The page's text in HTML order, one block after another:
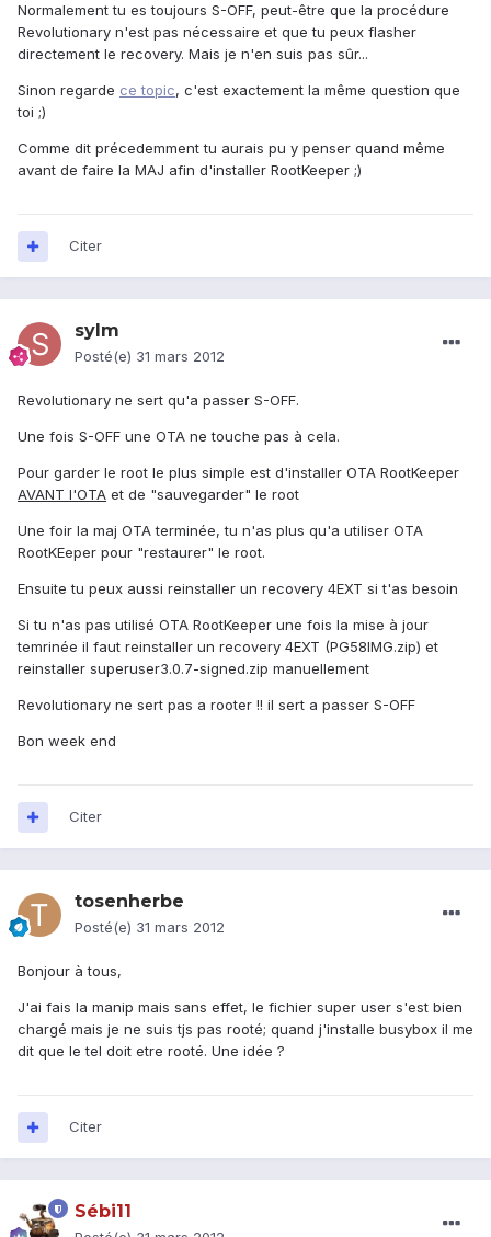
Normalement tu es toujours S-OFF, peut-être que la procédure
Revolutionary n'est pas nécessaire et que tu peux flasher
directement le recovery. Mais je n'en suis pas sûr...
Sinon regarde ce topic, c'est exactement la même question que
toi ;)
Comme dit précedemment tu aurais pu y penser quand même
avant de faire la MAJ afin d'installer RootKeeper ;)
Citer
sylm
Posté(e) 31 mars 2012
Revolutionary ne sert qu'a passer S-OFF.
Une fois S-OFF une OTA ne touche pas à cela.
Pour garder le root le plus simple est d'installer OTA RootKeeper
AVANT l'OTA et de "sauvegarder" le root
Une foir la maj OTA terminée, tu n'as plus qu'a utiliser OTA
RootKEeper pour "restaurer" le root.
Ensuite tu peux aussi reinstaller un recovery 4EXT si t'as besoin
Si tu n'as pas utilisé OTA RootKeeper une fois la mise à jour
temrinée il faut reinstaller un recovery 4EXT (PG58IMG.zip) et
reinstaller superuser3.0.7-signed.zip manuellement
Revolutionary ne sert pas a rooter !! il sert a passer S-OFF
Bon week end
Citer
tosenherbe
Posté(e) 31 mars 2012
Bonjour à tous,
J'ai fais la manip mais sans effet, le fichier super user s'est bien
chargé mais je ne suis tjs pas rooté; quand j'installe busybox il me
dit que le tel doit etre rooté. Une idée ?
Citer
Sébi11